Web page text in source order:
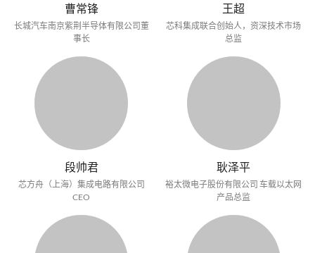
曹常锋
长城汽车南京紫荆半导体有限公司董
事长
王超
芯科集成联合创始人，资深技术市场
总监
段帅君
芯方舟（上海）集成电路有限公司
CEO
耿泽平
裕太微电子股份有限公司 车载以太网
产品总监